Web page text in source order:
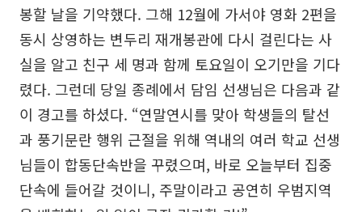
봉할 날을 기약했다. 그해 12월에 가서야 영화 2편을
동시 상영하는 변두리 재개봉관에 다시 걸린다는 사
실을 알고 친구 세 명과 함께 토요일이 오기만을 기다
렸다. 그런데 당일 종례에서 담임 선생님은 다음과 같
이 경고를 하셨다. “연말연시를 맞아 학생들의 탈선
과 풍기문란 행위 근절을 위해 역내의 여러 학교 선생
님들이 합동단속반을 꾸렸으며, 바로 오늘부터 집중
단속에 들어갈 것이니, 주말이라고 공연히 우범지역